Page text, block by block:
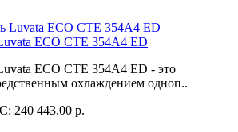
ECO CTE 354A4 ED
ECO CTE 354A4 ED - это
охлаждением одноп..
240 443.00 р.